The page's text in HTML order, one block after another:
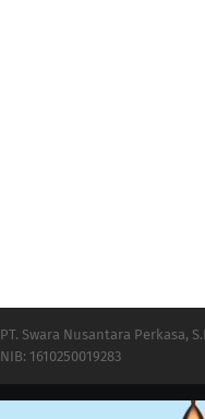
PT. Swara Nusantara Perkasa,
NIB: 1610250019283